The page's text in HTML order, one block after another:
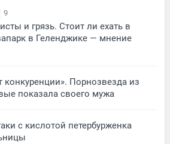
9
и грязь. Стоит ли ехать в
в Геленджике — мнение
конкуренции». Порнозвезда из
показала своего мужа
с кислотой петербурженка